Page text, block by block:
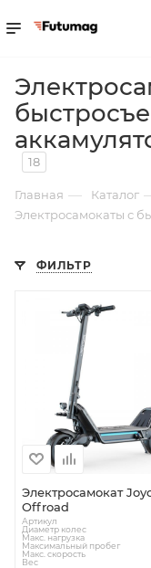
18
Главная — Каталог
Электросамокаты с
ФИЛЬТР
Электросамокат
Offroad
Артикул
Диаметр колес
Макс. нагрузка
Максимальный пробег
Макс. скорость
Вес